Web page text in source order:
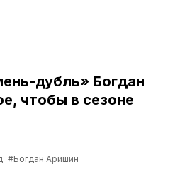
дубль» Богдан
чтобы в сезоне
#Богдан Аришин